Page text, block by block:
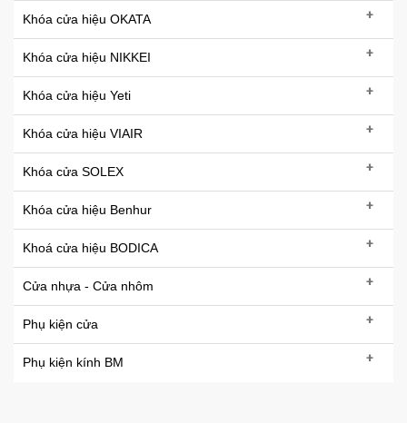
Khóa cửa hiệu OKATA +
Khóa cửa hiệu NIKKEI +
Khóa cửa hiệu Yeti +
Khóa cửa hiệu VIAIR +
Khóa cửa SOLEX +
Khóa cửa hiệu Benhur +
Khoá cửa hiệu BODICA +
Cửa nhựa - Cửa nhôm +
Phụ kiện cửa +
Phụ kiện kính BM +